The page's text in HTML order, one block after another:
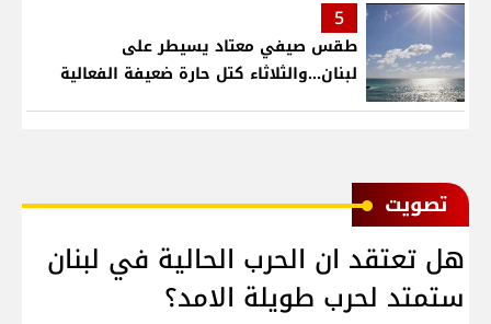
5
طقس صيفي معتاد يسيطر على
لبنان...والثلاثاء كتل حارة ضعيفة الفعالية
ﺗﺼﻮﻳﺖ
هل تعتقد ان الحرب الحالية في لبنان
ستمتد لحرب طويلة الامد؟